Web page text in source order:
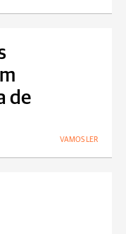
de
VAMOS LER